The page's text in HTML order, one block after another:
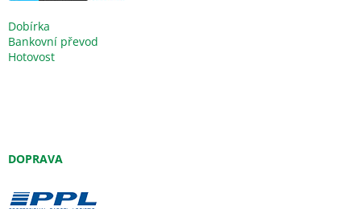
Dobírka
Bankovní převod
Hotovost
DOPRAVA